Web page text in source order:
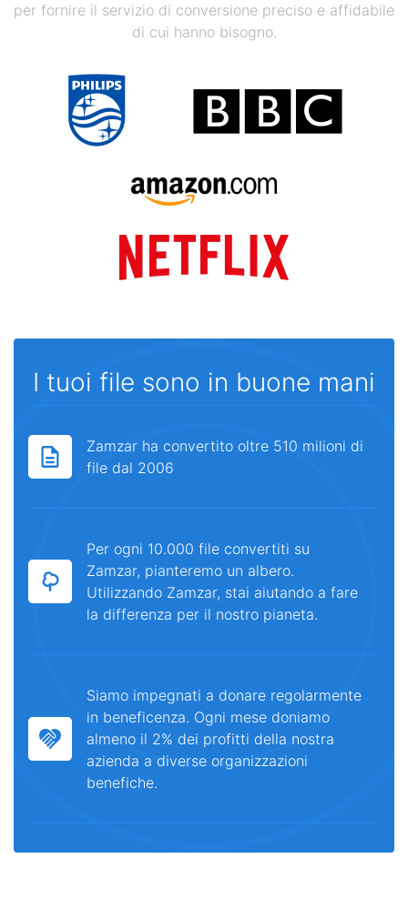
per fornire il servizio di conversione preciso e affidabile
di cui hanno bisogno.
I tuoi file sono in buone mani
Zamzar ha convertito oltre 510 milioni di
file dal 2006
Per ogni 10.000 file convertiti su
Zamzar, pianteremo un albero.
Utilizzando Zamzar, stai aiutando a fare
la differenza per il nostro pianeta.
Siamo impegnati a donare regolarmente
in beneficenza. Ogni mese doniamo
almeno il 2% dei profitti della nostra
azienda a diverse organizzazioni
benefiche.